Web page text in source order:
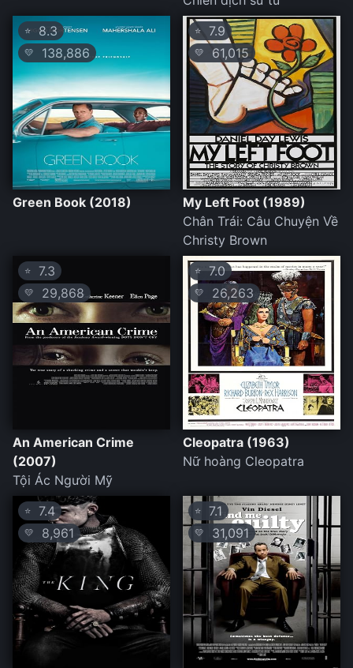
⭐ 8.3
💛 138,886
Green Book (2018)
⭐ 7.9
💛 61,015
My Left Foot (1989)
Chân Trái: Câu Chuyện Về
Christy Brown
⭐ 7.3
💛 29,868
An American Crime
(2007)
Tội Ác Người Mỹ
⭐7.0
💛 26,263
Cleopatra (1963)
Nữ hoàng Cleopatra
⭐ 7.4
💛 8,961
⭐ 7.1
💛 31,091